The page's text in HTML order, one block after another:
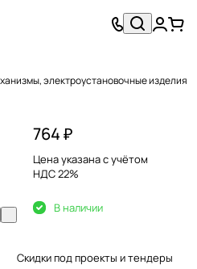
электроустановочные изделия
764 ₽
Цена указана с учётом
НДС 22%
В наличии
Скидки под проекты и тендеры